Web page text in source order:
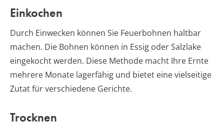
Einkochen
Durch Einwecken können Sie Feuerbohnen haltbar
machen. Die Bohnen können in Essig oder Salzlake
eingekocht werden. Diese Methode macht Ihre Ernte
mehrere Monate lagerfähig und bietet eine vielseitige
Zutat für verschiedene Gerichte.
Trocknen